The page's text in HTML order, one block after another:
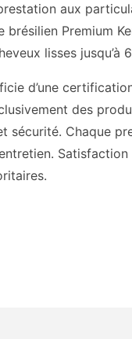
aux
Premium
lisses jusqu’à
d’une
des
sécurité. Chaque